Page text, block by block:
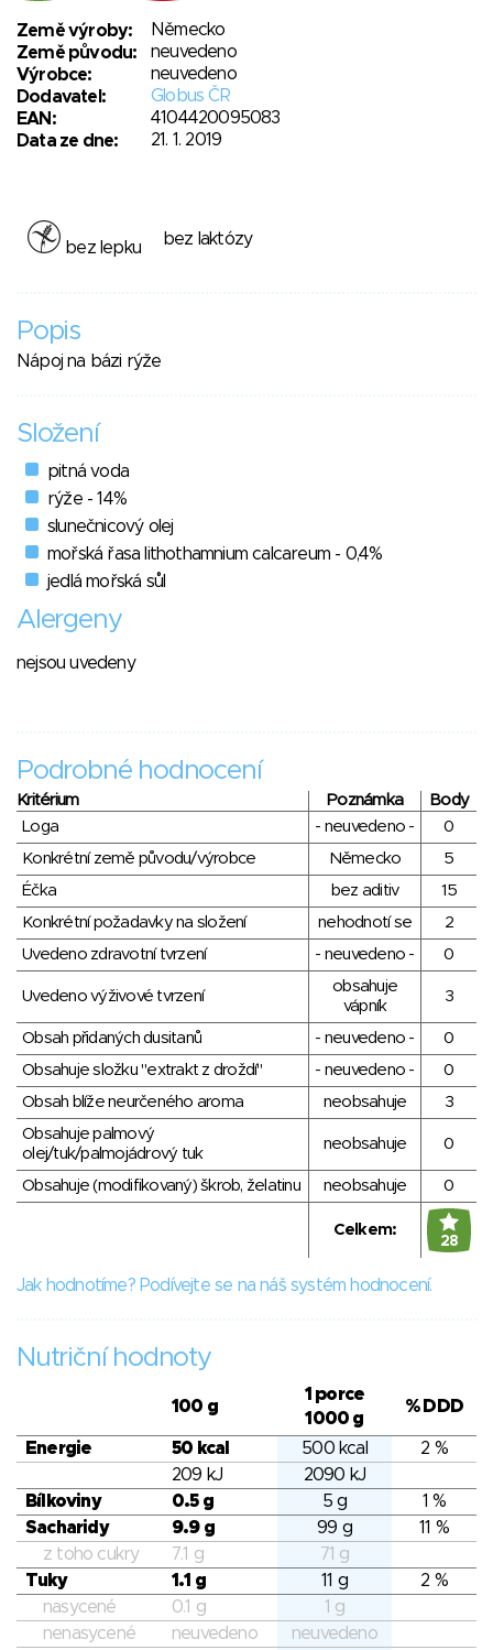
Země výroby:
Německo
Země původu:
neuvedeno
Výrobce:
neuvedeno
Dodavatel:
Globus ČR
EAN:
4104420095083
Data ze dne:
21. 1. 2019
bez lepku bez laktózy
Popis
Nápoj na bázi rýže
Složení
pitná voda
rýže - 14%
slunečnicový olej
mořská řasa lithothamnium calcareum - 0,4%
jedlá mořská sůl
Alergeny
nejsou uvedeny
Podrobné hodnocení
Kritérium Poznámka
Body
Loga
- neuvedeno -
0
Konkrétní země původu/výrobce
Německo
5
Éčka
bez aditiv
15
Konkrétní požadavky na složení
nehodnotí se
2
Uvedeno zdravotní tvrzení
- neuvedeno - 0
Uvedeno výživové tvrzení
obsahuje
vápník
3
Obsah přidaných dusitanů - neuvedeno -
0
Obsahuje složku "extrakt z droždí"
- neuvedeno -
0
Obsah blíže neurčeného aroma
neobsahuje
3
Obsahuje palmový
olej/tuk/palmojádrový tuk
neobsahuje 0
Obsahuje (modifikovaný) škrob, želatinu neobsahuje 0
Celkem:
28
Jak hodnotíme? Podívejte se na náš systém hodnocení.
Nutriční hodnoty
100 g
1 porce
1000 g
% DDD
Energie 50 kcal 500 kcal
2 %
209 kJ
2090 kJ
Bílkoviny
0.5 g 5 g
1 %
Sacharidy
9.9 g 99 g
11 %
z toho cukry
7.1 g
71 g
Tuky
1.1 g 11 g
2 %
nasycené
0.1 g
1 g
nenasycené
neuvedeno
neuvedeno